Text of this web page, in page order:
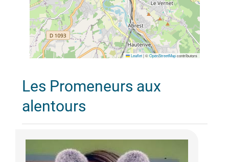
Leaflet |©OpenStreetMapcontributors
Les Promeneurs aux
alentours